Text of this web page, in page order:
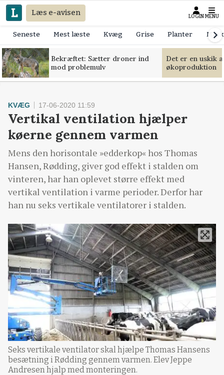
Læs e-avisen LOGIN MENU
Seneste Mest læste Kvæg Grise Planter
Bekræftet: Sætter droner ind
mod problemulv
Det er en uskik
økoproduktion
KVÆG 17-06-2020 11:59
Vertikal ventilation hjælper
køerne gennem varmen
Mens den horisontale »edderkop« hos Thomas
Hansen, Rødding, giver god effekt i stalden om
vinteren, har han oplevet større effekt med
vertikal ventilation i varme perioder. Derfor har
han nu seks vertikale ventilatorer i stalden.
Seks vertikale ventilator skal hjælpe Thomas Hansens
besætning i Rødding gennem varmen. Elev Jeppe
Andresen hjalp med monteringen.